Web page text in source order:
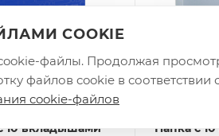
10 вкладышами
Папка с
COOKIE
файлы. Продолжая
файлов cookie в соответствии
cookie-файлов